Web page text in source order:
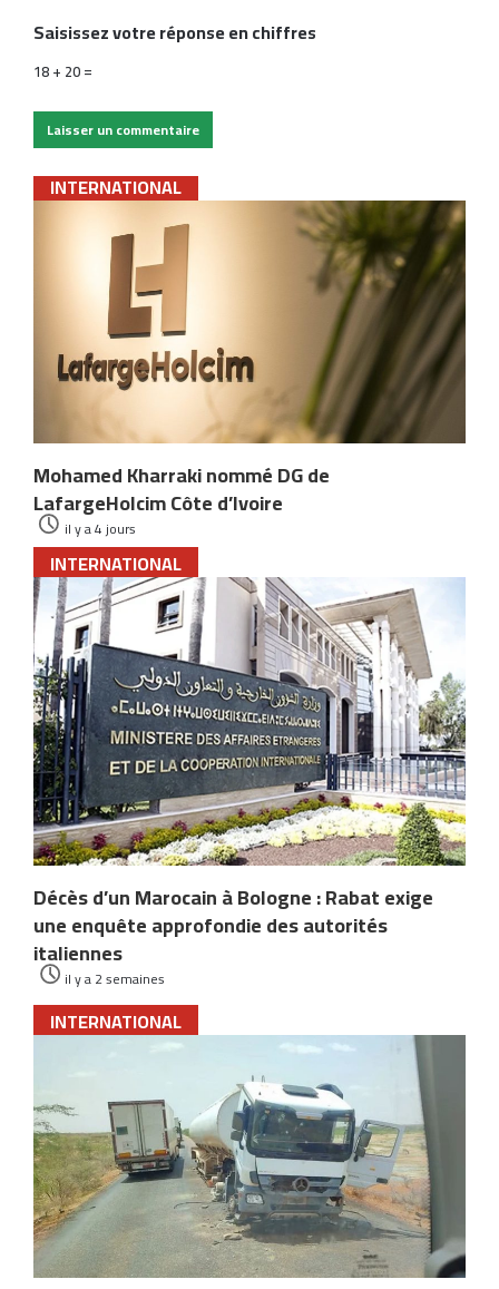
Saisissez votre réponse en chiffres
18 + 20 =
INTERNATIONAL
Mohamed Kharraki nommé DG de
LafargeHolcim Côte d’Ivoire
il y a 4 jours
INTERNATIONAL
Décès d’un Marocain à Bologne : Rabat exige
une enquête approfondie des autorités
italiennes
il y a 2 semaines
INTERNATIONAL